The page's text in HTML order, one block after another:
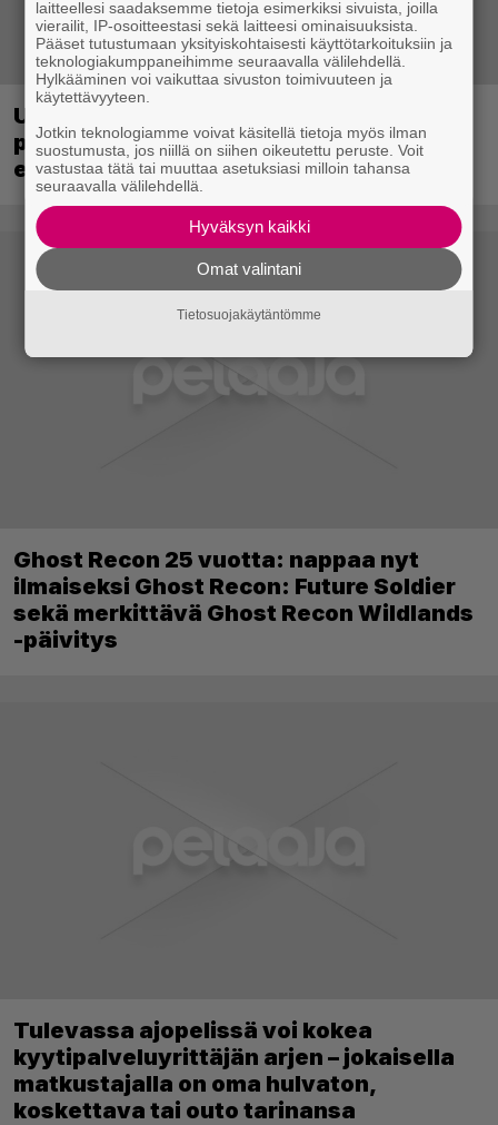
Ubisoft vahvisti uuden Ghost Recon -
pelin – kutsuu pelaajat mukaan
ennakkotestiin
Ghost Recon 25 vuotta: nappaa nyt
ilmaiseksi Ghost Recon: Future Soldier
sekä merkittävä Ghost Recon Wildlands
-päivitys
Tulevassa ajopelissä voi kokea
kyytipalveluyrittäjän arjen – jokaisella
matkustajalla on oma hulvaton,
koskettava tai outo tarinansa
laitteellesi saadaksemme tietoja esimerkiksi sivuista, joilla
vierailit, IP-osoitteestasi sekä laitteesi ominaisuuksista.
Pääset tutustumaan yksityiskohtaisesti käyttötarkoituksiin ja
teknologiakumppaneihimme seuraavalla välilehdellä.
Hylkääminen voi vaikuttaa sivuston toimivuuteen ja
käytettävyyteen.
Jotkin teknologiamme voivat käsitellä tietoja myös ilman
suostumusta, jos niillä on siihen oikeutettu peruste. Voit
vastustaa tätä tai muuttaa asetuksiasi milloin tahansa
seuraavalla välilehdellä.
Hyväksyn kaikki
Omat valintani
Tietosuojakäytäntömme